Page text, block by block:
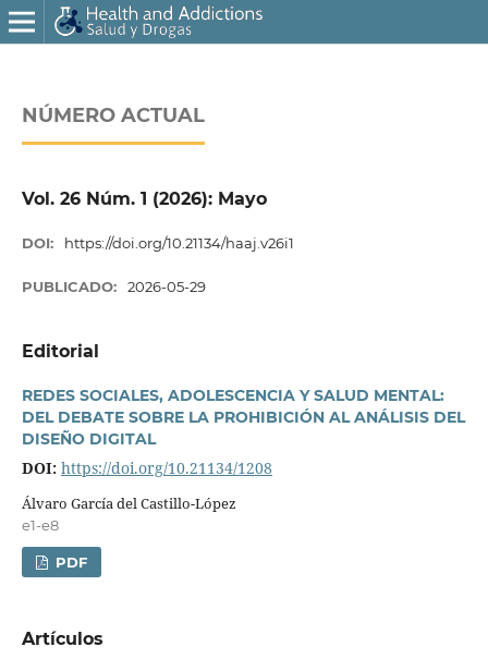
NÚMERO ACTUAL
Vol. 26 Núm. 1 (2026): Mayo
DOI: https://doi.org/10.21134/haaj.v26i1
PUBLICADO: 2026-05-29
Editorial
REDES SOCIALES, ADOLESCENCIA Y SALUD MENTAL:
DEL DEBATE SOBRE LA PROHIBICIÓN AL ANÁLISIS DEL
DISEÑO DIGITAL
DOI: https://doi.org/10.21134/1208
Álvaro Garcí­a del Castillo-López
e1-e8
PDF
Artí­culos